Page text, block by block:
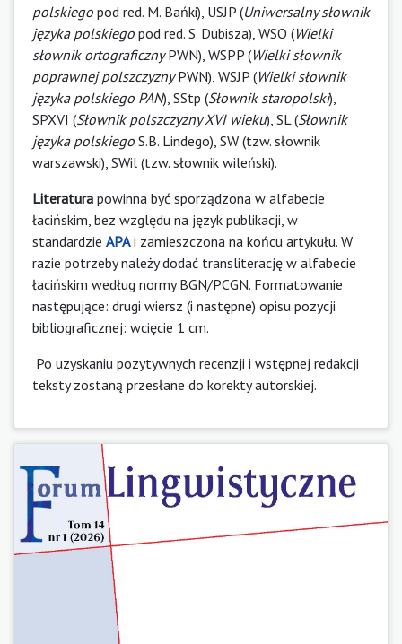
polskiego pod red. M. Bańki), USJP (Uniwersalny słownik
języka polskiego pod red. S. Dubisza), WSO (Wielki
słownik ortograficznyPWN), WSPP (Wielki słownik
poprawnej polszczyznyPWN), WSJP (Wielki słownik
języka polskiego PAN), SStp (Słownik staropolski),
SPXVI (Słownik polszczyzny XVI wieku), SL (Słownik
języka polskiego S.B. Lindego), SW (tzw. słownik
warszawski), SWil (tzw. słownik wileński).
Literatura powinna być sporządzona w alfabecie
łacińskim, bez względu na język publikacji, w
standardzie APAi zamieszczona na końcu artykułu. W
razie potrzeby należy dodać transliterację w alfabecie
łacińskim według normy BGN/PCGN. Formatowanie
następujące: drugi wiersz (i następne) opisu pozycji
bibliograficznej: wcięcie 1 cm.
Po uzyskaniu pozytywnych recenzji i wstępnej redakcji
teksty zostaną przesłane do korekty autorskiej.